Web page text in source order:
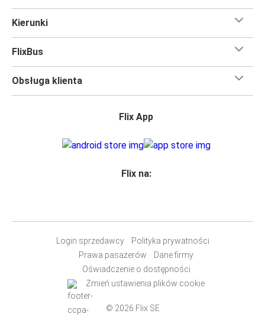
Kierunki
FlixBus
Obsługa klienta
Flix App
Flix na:
Login sprzedawcy
Polityka prywatności
Prawa pasażerów
Dane firmy
Oświadczenie o dostępności
Zmień ustawienia plików cookie
© 2026 Flix SE